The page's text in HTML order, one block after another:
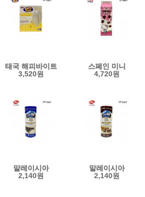
태국 해피바이트
글루텐프리 바나나맛
3,520원
스페인 미니
헬로키티 초코
4,720원
말레이시아
화이트캐슬 크림
2,140원
말레이시아
화이트캐슬 크림
2,140원